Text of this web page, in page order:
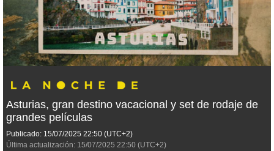
Asturias, gran destino vacacional y set de rodaje de
grandes películas
Publicado: 15/07/2025 22:50 (UTC+2)
Última actualización: 15/07/2025 22:50 (UTC+2)